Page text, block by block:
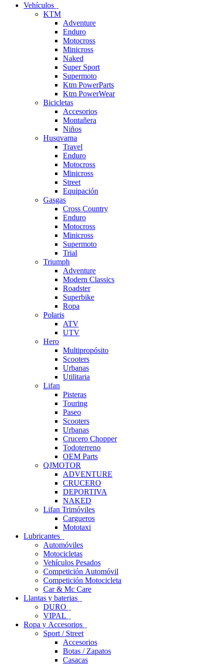
Vehículos
KTM
Adventure
Enduro
Motocross
Minicross
Naked
Super Sport
Supermoto
Ktm PowerParts
Ktm PowerWear
Bicicletas
Accesorios
Montañera
Niños
Husqvarna
Travel
Enduro
Motocross
Minicross
Street
Equipación
Gasgas
Cross Country
Enduro
Motocross
Minicross
Supermoto
Trial
Triumph
Adventure
Modern Classics
Roadster
Superbike
Ropa
Polaris
ATV
UTV
Hero
Multipropósito
Scooters
Urbanas
Utilitaria
Lifan
Pisteras
Touring
Paseo
Scooters
Urbanas
Crucero Chopper
Todoterreno
OEM Parts
QJMOTOR
ADVENTURE
CRUCERO
DEPORTIVA
NAKED
Lifan Trimóviles
Cargueros
Mototaxi
Lubricantes
Automóviles
Motocicletas
Vehículos Pesados
Competición Automóvil
Competición Motocicleta
Car & Mc Care
Llantas y baterias
DURO
VIPAL
Ropa y Accesorios
Sport / Street
Accesorios
Botas / Zapatos
Casacas